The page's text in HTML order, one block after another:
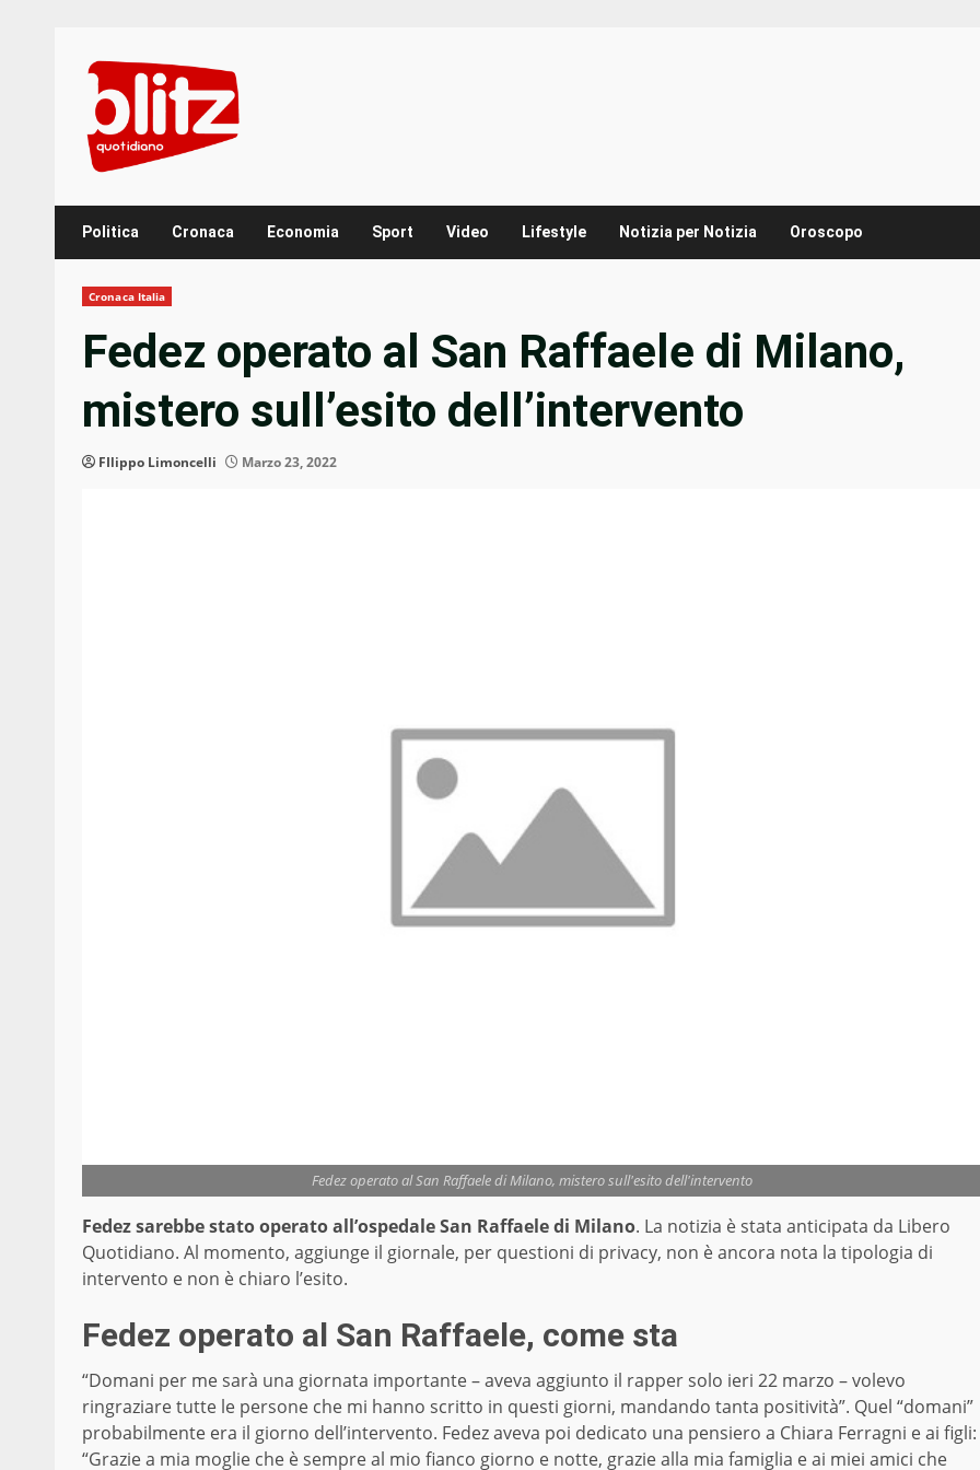
content
Politica Cronaca Economia Sport Video Lifestyle Notizia per Notizia Oroscopo
Cronaca Italia
Fedez operato al San Raffaele di Milano,
mistero sull’esito dell’intervento
FIlippo Limoncelli Marzo 23, 2022
Fedez operato al San Raffaele di Milano, mistero sull'esito dell'intervento
Fedez sarebbe stato operato all’ospedale San Raffaele di Milano. La notizia è stata anticipata da Libero
Quotidiano. Al momento, aggiunge il giornale, per questioni di privacy, non è ancora nota la tipologia di
intervento e non è chiaro l’esito.
Fedez operato al San Raffaele, come sta
“Domani per me sarà una giornata importante – aveva aggiunto il rapper solo ieri 22 marzo – volevo
ringraziare tutte le persone che mi hanno scritto in questi giorni, mandando tanta positività”. Quel “domani”
probabilmente era il giorno dell’intervento. Fedez aveva poi dedicato una pensiero a Chiara Ferragni e ai figli:
“Grazie a mia moglie che è sempre al mio fianco giorno e notte, grazie alla mia famiglia e ai miei amici che